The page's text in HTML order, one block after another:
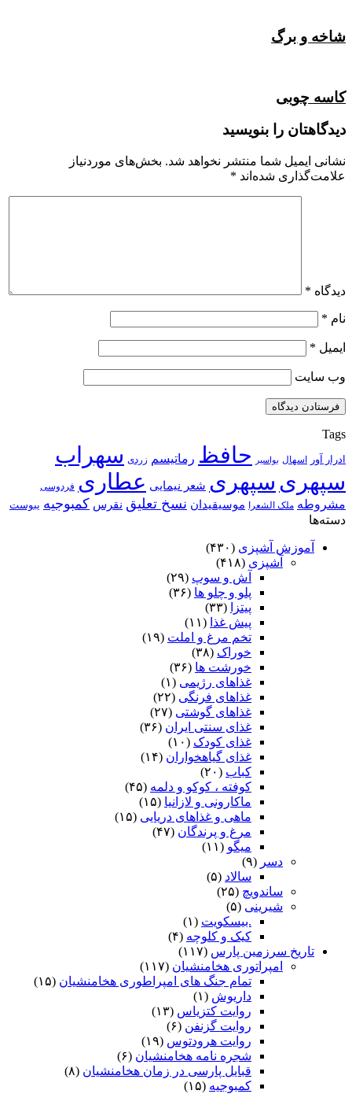
شاخه و برگ
کاسه چوبی
دیدگاهتان را بنویسید
نشانی ایمیل شما منتشر نخواهد شد. بخش‌های موردنیاز
علامت‌گذاری شده‌اند *
دیدگاه *
نام *
ایمیل *
وب‌ سایت
Tags
ادرار آور اسهال بواسیر حافظ رماتیسم زردی سهراب
سپهری سپهری شعر نیمایی عطاری فردوسی
مشروطه ملک الشعرا موسیقیدان نسخ تعلیق نقرس کمبوجیه یبوست
دسته‌ها
آموزش آشپزی (۴۳۰)
آشپزی (۴۱۸)
آش و سوپ (۲۹)
پلو و چلو ها (۳۶)
پیتزا
(۳۳)
پیش غذا (۱۱)
تخم مرغ و املت (۱۹)
خوراک (۳۸)
خورشت ها (۳۶)
غذاهای رژیمی (۱)
غذاهای فرنگی (۲۲)
غذاهای گوشتی (۲۷)
غذای سنتی ایران (۳۶)
غذای کودک (۱۰)
غذای گیاهخواران (۱۴)
کباب (۲۰)
کوفته ، کوکو و دلمه (۴۵)
ماکارونی و لازانیا (۱۵)
ماهی و غذاهای دریایی (۱۵)
مرغ و پرندگان (۴۷)
میگو (۱۱)
دسر (۹)
سالاد (۵)
ساندویچ (۲۵)
شیرینی (۵)
.بیسکویت (۱)
کیک و کلوچه (۴)
تاریخ سرزمین پارس (۱۱۷)
امپراتوری هخامنشیان (۱۱۷)
تمام جنگ های امپراطوری هخامنشیان (۱۵)
داریوش (۱)
روایت کتزیاس (۱۳)
روایت گزنفن (۶)
روایت هرودتوس (۱۹)
شجره نامه هخامنشیان (۶)
قبایل پارسی در زمان هخامنشیان (۸)
کمبوجیه (۱۵)